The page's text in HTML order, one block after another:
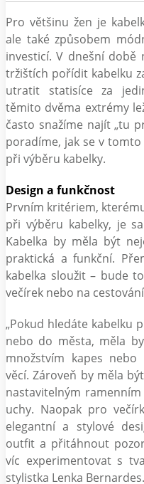
Pro většinu žen je
ale také způsobem
investicí. V dnešní
tržištích pořídit kabelku
utratit statisíce za
těmito dvěma extrémy
často snažíme najít „tu
poradíme, jak se v
při výběru kabelky.
Design a funkčnost
Prvním kritériem,
při výběru kabelky, je
Kabelka by měla být
praktická a funkční.
kabelka sloužit – bude
večírek nebo na
„Pokud hledáte kabelku
nebo do města, měla
množstvím kapes
věcí. Zároveň by měla
nastavitelným
uchy. Naopak pro
elegantní a stylové
outfit a přitáhnout
víc experimentovat s
stylistka Lenka Bernardes.